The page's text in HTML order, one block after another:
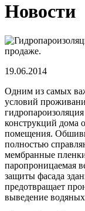
Новости
19.06.2014
Одним из самых
условий
конструкций дома
помещения.
полностью
мембранные
паропроницаемая
защиты фасада
предотвращает
выведение